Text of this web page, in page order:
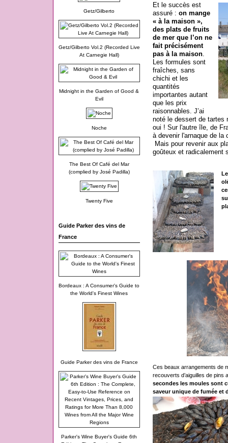
Getz/Gilberto
Getz/Gilberto Vol.2 (Recorded Live
At Carnegie Hall)
Midnight in the Garden of Good &
Evil
Noche
The Best Of Café del Mar
(complied by José Padilla)
Twenty Five
Guide Parker des vins de
France
Bordeaux : A Consumer's Guide to
the World's Finest Wines
Guide Parker des vins de France
Parker's Wine Buyer's Guide 6th
Et le succès est
assuré : on mange
« à la maison »,
des plats de fruits
de mer que l’on ne
fait précisément
pas à la maison.
Les formules sont
fraîches, sans
chichi et les
quantités
importantes autant
que les prix
raisonnables. J’ai
noté le dessert de tartes
oui ! Sur l'autre île, de
à devenir l'arnaque de la
Mais pour revenir aux
goûteux et radicalement
Ces beaux arrangements de
recouverts d’aiguilles de pins
secondes les moules sont
saveur unique de fumée et